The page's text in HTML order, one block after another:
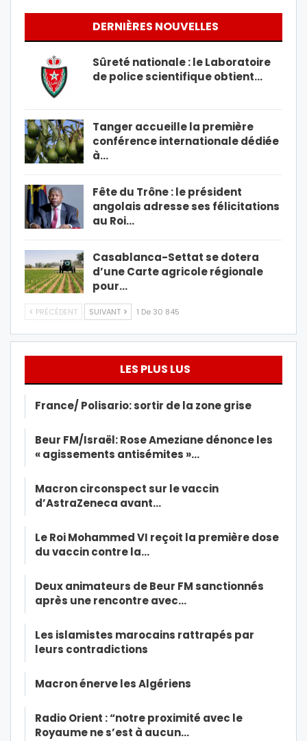
DERNIÈRES NOUVELLES
Sûreté nationale : le Laboratoire
de police scientifique obtient…
Tanger accueille la première
conférence internationale dédiée
à…
Fête du Trône : le président
angolais adresse ses félicitations
au Roi…
Casablanca-Settat se dotera
d’une Carte agricole régionale
pour…
PRÉCÉDENT SUIVANT 1 De 30 845
LES PLUS LUS
France/ Polisario: sortir de la zone grise
Beur FM/Israël: Rose Ameziane dénonce les
« agissements antisémites »…
Macron circonspect sur le vaccin
d’AstraZeneca avant…
Le Roi Mohammed VI reçoit la première dose
du vaccin contre la…
Deux animateurs de Beur FM sanctionnés
après une rencontre avec…
Les islamistes marocains rattrapés par
leurs contradictions
Macron énerve les Algériens
Radio Orient : “notre proximité avec le
Royaume ne s’est à aucun…